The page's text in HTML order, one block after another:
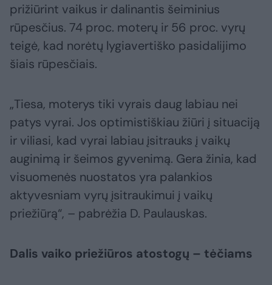
prižiūrint vaikus ir dalinantis šeiminius
rūpesčius. 74 proc. moterų ir 56 proc. vyrų
teigė, kad norėtų lygiavertiško pasidalijimo
šiais rūpesčiais.
„Tiesa, moterys tiki vyrais daug labiau nei
patys vyrai. Jos optimistiškiau žiūri į situaciją
ir viliasi, kad vyrai labiau įsitrauks į vaikų
auginimą ir šeimos gyvenimą. Gera žinia, kad
visuomenės nuostatos yra palankios
aktyvesniam vyrų įsitraukimui į vaikų
priežiūrą“, – pabrėžia D. Paulauskas.
Dalis vaiko priežiūros atostogų – tėčiams